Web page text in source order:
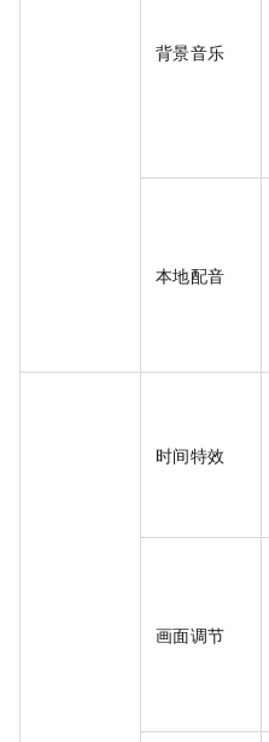
背景音乐
本地配音
时间特效
画面调节